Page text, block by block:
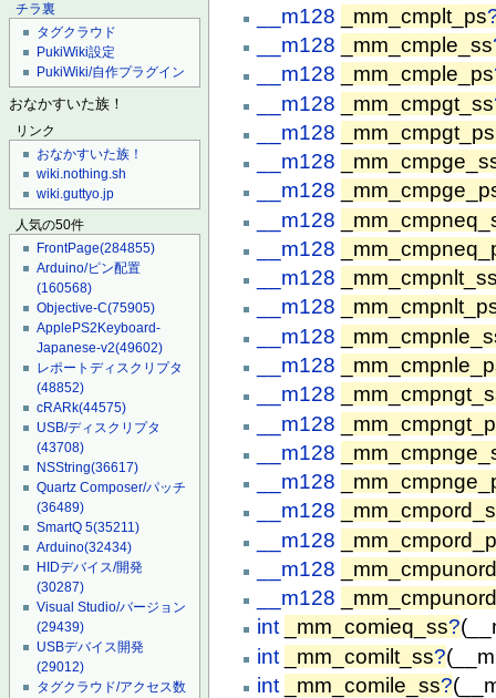
チラ裏
タグクラウド
PukiWiki設定
PukiWiki/自作プラグイン
おなかすいた族！
リンク
おなかすいた族！
wiki.nothing.sh
wiki.guttyo.jp
人気の50件
FrontPage(284855)
Arduino/ピン配置
(160568)
Objective-C(75905)
ApplePS2Keyboard-
Japanese-v2(49602)
レポートディスクリプタ
(48852)
cRARk(44575)
USB/ディスクリプタ
(43708)
NSString(36617)
Quartz Composer/パッチ
(36489)
SmartQ 5(35211)
Arduino(32434)
HIDデバイス/開発
(30287)
Visual Studio/バージョン
(29439)
USBデバイス開発
(29012)
タグクラウド/アクセス数
__m128
_mm_cmplt_ps
__m128
_mm_cmple_ss
__m128
_mm_cmple_ps
__m128
_mm_cmpgt_ss
__m128
_mm_cmpgt_ps
__m128
__m128
__m128
__m128
__m128
__m128
__m128
__m128
__m128
__m128
__m128
__m128
__m128
__m128
__m128
__m128
int
_mm_comieq_ss?
int
_mm_comilt_ss?
int
_mm_comile_ss?